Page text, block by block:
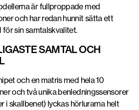
är fullproppade med
och har redan hunnit sätta ett
sin samtalskvalitet.
SAMTAL OCH
och en matris med hela 10
och två unika benledningssensorer
i skallbenet) lyckas hörlurarna helt